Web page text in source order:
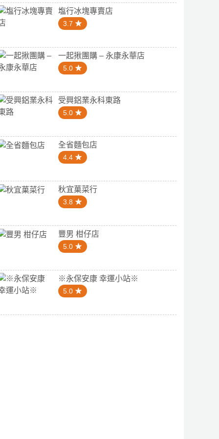
塩行冰塊專賣店
3.7
一起揪團購 – 永康永華店
5.0
受興鋁業永科東路
5.0
全省麵包店
4.4
秋宜菓菜行
3.8
豐男 柑仔店
5.0
※永保安康 幸運小站※
5.0